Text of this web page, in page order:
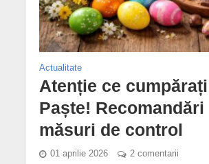
Actualitate
Atenție ce
Paște! Recomandări
măsuri de control
01 aprilie 2026 2 comentarii